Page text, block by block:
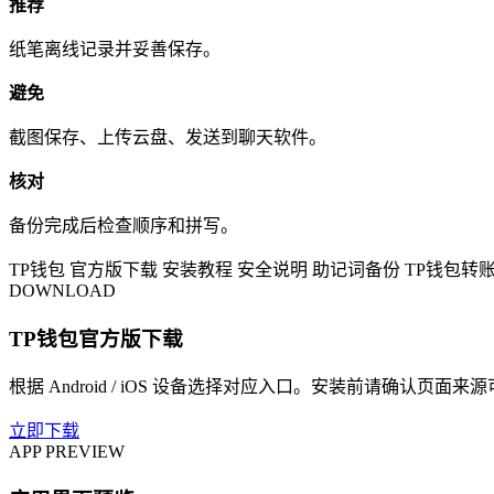
推荐
纸笔离线记录并妥善保存。
避免
截图保存、上传云盘、发送到聊天软件。
核对
备份完成后检查顺序和拼写。
TP钱包 官方版下载 安装教程 安全说明 助记词备份 TP钱包转
DOWNLOAD
TP钱包官方版下载
根据 Android / iOS 设备选择对应入口。安装前请确认页面来源
立即下载
APP PREVIEW